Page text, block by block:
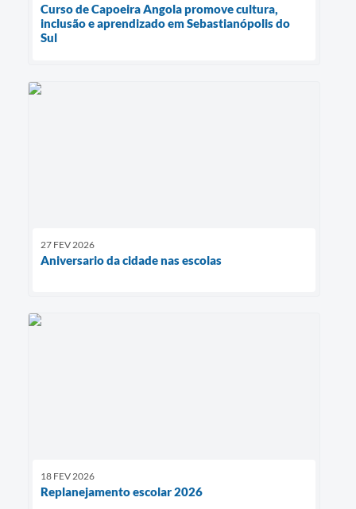
Curso de Capoeira Angola promove cultura,
inclusão e aprendizado em Sebastianópolis do
Sul
27 FEV 2026
Aniversario da cidade nas escolas
18 FEV 2026
Replanejamento escolar 2026